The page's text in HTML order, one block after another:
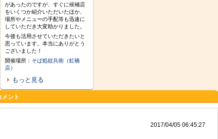
があったのですが、すぐに候補店
をいくつか紹介いただいたほか、
場所やメニューの手配等も迅速に
していただき大変助かりました。
今後も活用させていただきたいと
思っています。本当にありがとう
ございました！
開催場所： そば処紋兵衛（虹橋
店）
もっと見る
ント
2017/04/05 06:45:27